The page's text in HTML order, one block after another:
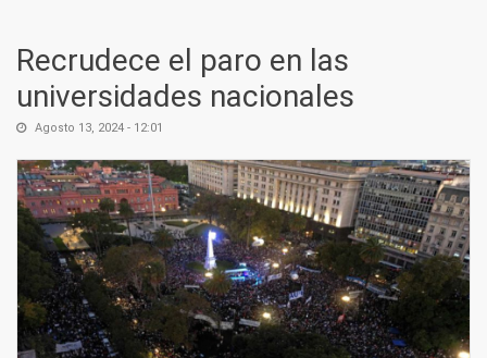
Recrudece el paro en las
universidades nacionales
Agosto 13, 2024 - 12:01